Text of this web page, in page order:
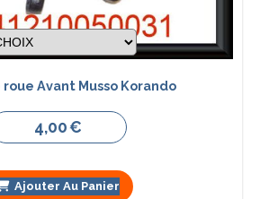
roue Avant Musso Korando
4,00€
Ajouter Au Panier